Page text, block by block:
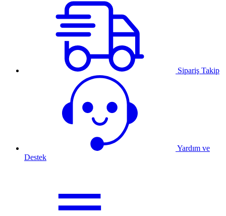
Sipariş Takip
Yardım ve
Destek